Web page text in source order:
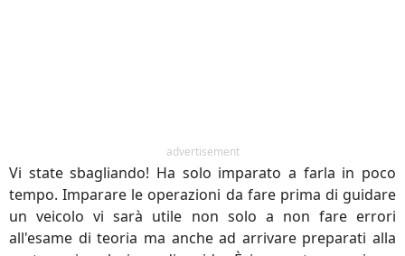
advertisement
Vi state sbagliando! Ha solo imparato a farla in poco
tempo. Imparare le operazioni da fare prima di guidare
un veicolo vi sarà utile non solo a non fare errori
all'esame di teoria ma anche ad arrivare preparati alla